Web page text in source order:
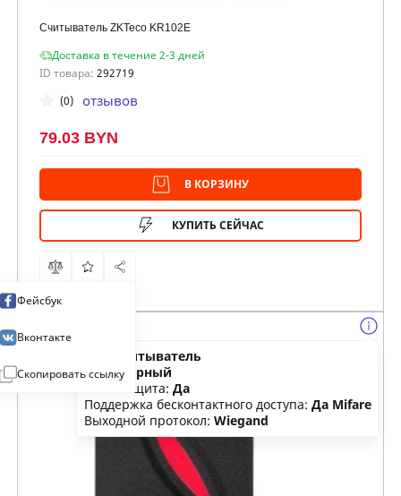
Считыватель ZKTeco KR102E
Доставка в течение 2-3 дней
ID товара: 292719
(0) отзывов
79.03 BYN
В КОРЗИНУ
КУПИТЬ СЕЙЧАС
Фейсбук
Вконтакте
Скопировать ссылку
считыватель
Цвет:черный
Влагозащита: Да
Поддержка бесконтактного доступа: Да Mifare
Выходной протокол: Wiegand